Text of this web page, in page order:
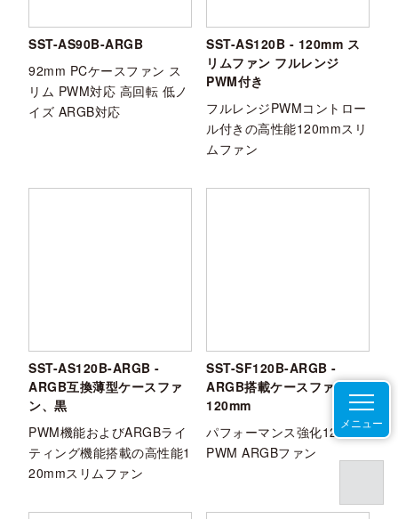
メニュー
SST-AS90B-ARGB
92mm PCケースファン ス
リム PWM対応 高回転 低ノ
イズ ARGB対応
SST-AS120B - 120mm ス
リムファン フルレンジ
PWM付き
フルレンジPWMコントロー
ル付きの高性能120mmスリ
ムファン
SST-AS120B-ARGB -
ARGB互換薄型ケースファ
ン、黒
PWM機能およびARGBライ
ティング機能搭載の高性能1
20mmスリムファン
SST-SF120B-ARGB -
ARGB搭載ケースファン
120mm
パフォーマンス強化120mm
PWM ARGBファン